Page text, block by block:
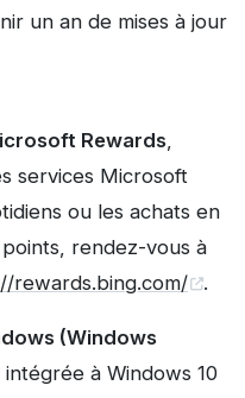
un an de mises à jour
Rewards,
services Microsoft
ou les achats en
rendez-vous à
rewards.bing.com/ .
(Windows
à Windows 10